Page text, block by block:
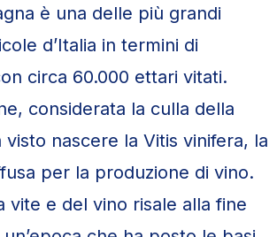
è una delle più grandi
d’Italia in termini di
circa 60.000 ettari vitati.
considerata la culla della
nascere la Vitis vinifera, la
per la produzione di vino.
vite e del vino risale alla fine